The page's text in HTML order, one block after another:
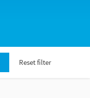
Reset filter